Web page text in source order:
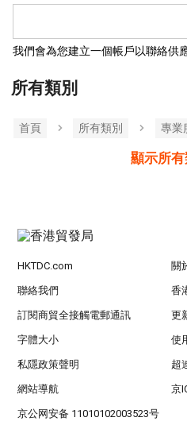
我們會為您建立一個帳戶以聯絡供
所有類別
首頁 所有類別 專業
顯示所有
HKTDC.com 關
聯絡我們 香
訂閱商貿全接觸電郵通訊 更
字體大小 使
私隱政策聲明 超
網站導航 京
京公网安备 11010102003523号